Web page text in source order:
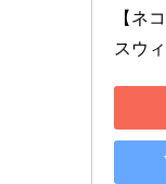
【ネ
スウ